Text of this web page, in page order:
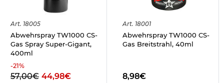
Art. 18005
Abwehrspray TW1000 CS-
Gas Spray Super-Gigant,
400ml
-21%
57,00€ 44,98€
Art. 18001
Abwehrspray TW1000 CS-
Gas Breitstrahl, 40ml
8,98€